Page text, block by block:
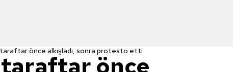
önce alkışladı, sonra protesto etti
önce